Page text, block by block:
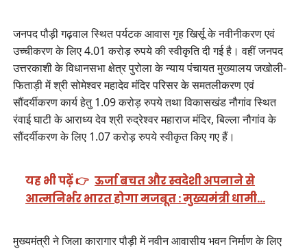
जनपद पौड़ी गढ़वाल स्थित पर्यटक आवास गृह खिर्सू के नवीनीकरण एवं
उच्चीकरण के लिए 4.01 करोड़ रुपये की स्वीकृति दी गई है। वहीं जनपद
उत्तरकाशी के विधानसभा क्षेत्र पुरोला के न्याय पंचायत मुख्यालय जखोली-
फिताड़ी में श्री सोमेश्वर महादेव मंदिर परिसर के समतलीकरण एवं
सौंदर्यीकरण कार्य हेतु 1.09 करोड़ रुपये तथा विकासखंड नौगांव स्थित
रंवाई घाटी के आराध्य देव श्री रुद्रेश्वर महाराज मंदिर, बिल्ला नौगांव के
सौंदर्यीकरण के लिए 1.07 करोड़ रुपये स्वीकृत किए गए हैं।
यह भी पढ़ें 👉 ऊर्जा बचत और स्वदेशी अपनाने से
आत्मनिर्भर भारत होगा मजबूत : मुख्यमंत्री धामी…
मुख्यमंत्री ने जिला कारागार पौड़ी में नवीन आवासीय भवन निर्माण के लिए